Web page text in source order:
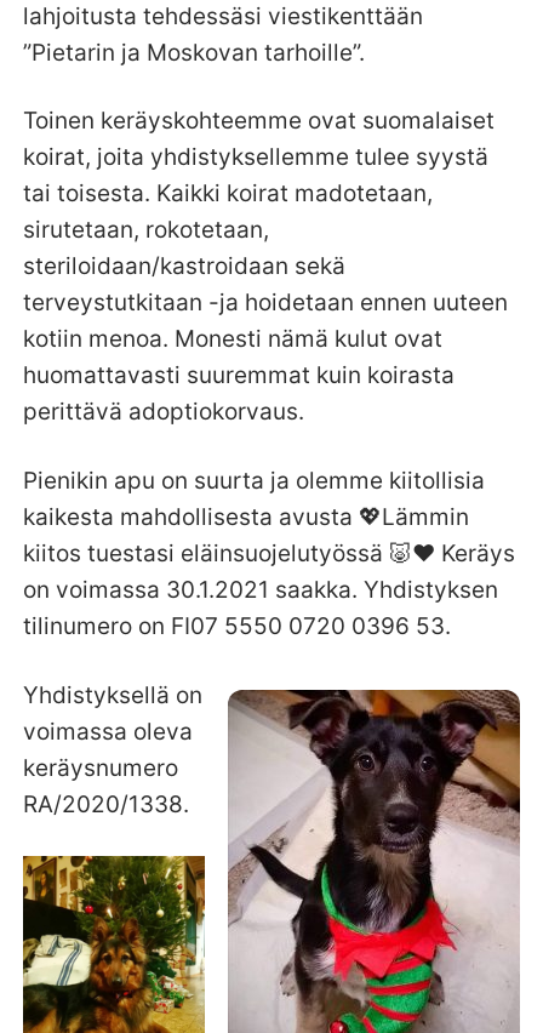
lahjoitusta tehdessäsi viestikenttään
”Pietarin ja Moskovan tarhoille”.
Toinen keräyskohteemme ovat suomalaiset
koirat, joita yhdistyksellemme tulee syystä
tai toisesta. Kaikki koirat madotetaan,
sirutetaan, rokotetaan,
steriloidaan/kastroidaan sekä
terveystutkitaan -ja hoidetaan ennen uuteen
kotiin menoa. Monesti nämä kulut ovat
huomattavasti suuremmat kuin koirasta
perittävä adoptiokorvaus.
Pienikin apu on suurta ja olemme kiitollisia
kaikesta mahdollisesta avusta 💖Lämmin
kiitos tuestasi eläinsuojelutyössä 🐷❤️ Keräys
on voimassa 30.1.2021 saakka. Yhdistyksen
tilinumero on FI07 5550 0720 0396 53.
Yhdistyksellä on
voimassa oleva
keräysnumero
RA/2020/1338.